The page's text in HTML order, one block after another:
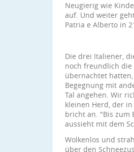
Neugierig wie
auf. Und weiter
Patria e Alberto in
Die drei Italiener,
noch freundlich die
übernachtet
Begegnung mit
Tal angehen. Wir
kleinen Herd, der
bricht an. "Bis zum
aussieht mit dem
Wolkenlos und
über den